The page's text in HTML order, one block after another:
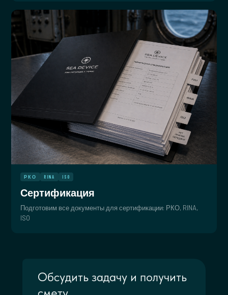
РКО RINA ISO
Сертификация
Подготовим все документы для сертификации: РКО, RINA,
ISO
Обсудить задачу и получить